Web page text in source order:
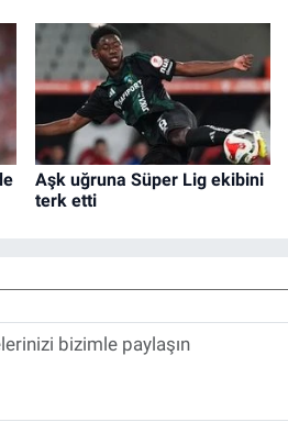
Aşk uğruna Süper Lig ekibini
terk etti